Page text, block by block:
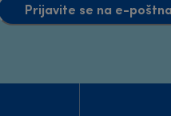
Prijavite se na e-